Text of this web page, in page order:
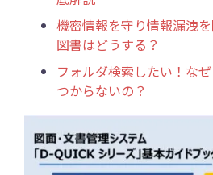
機密情報を守り情報漏洩
図書はどうする？
フォルダ検索したい！な
つからないの？